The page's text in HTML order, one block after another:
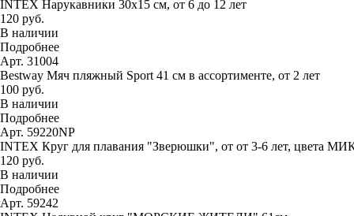
INTEX Нарукавники 30х15 см, от 6 до 12 лет
120 руб.
В наличии
Подробнее
Арт. 31004
Bestway Мяч пляжный Sport 41 см в ассортименте, от 2 лет
100 руб.
В наличии
Подробнее
Арт. 59220NP
INTEX Круг для плавания "Зверюшки", от от 3-6 лет, цвета
120 руб.
В наличии
Подробнее
Арт. 59242